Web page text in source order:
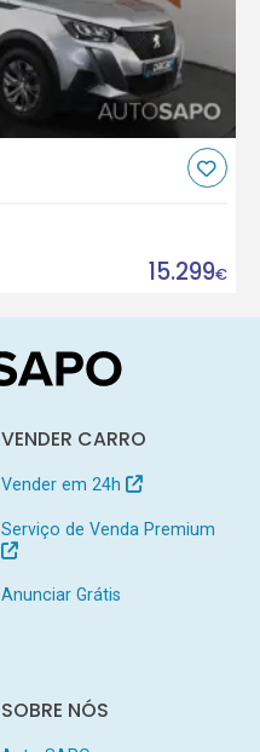
15.299€
VENDER CARRO
Vender em 24h
Serviço de Venda Premium
Anunciar Grátis
SOBRE NÓS